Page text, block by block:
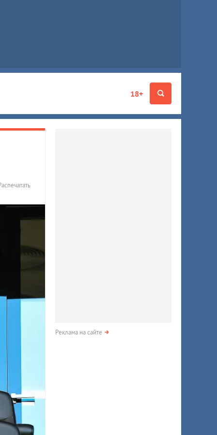
18+
Реклама на сайте